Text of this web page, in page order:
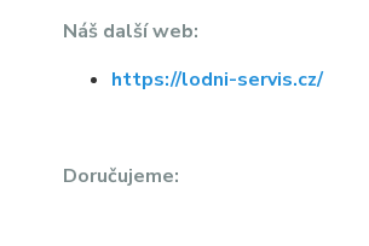
Náš další web:
https://lodni-servis.cz/
Doručujeme: